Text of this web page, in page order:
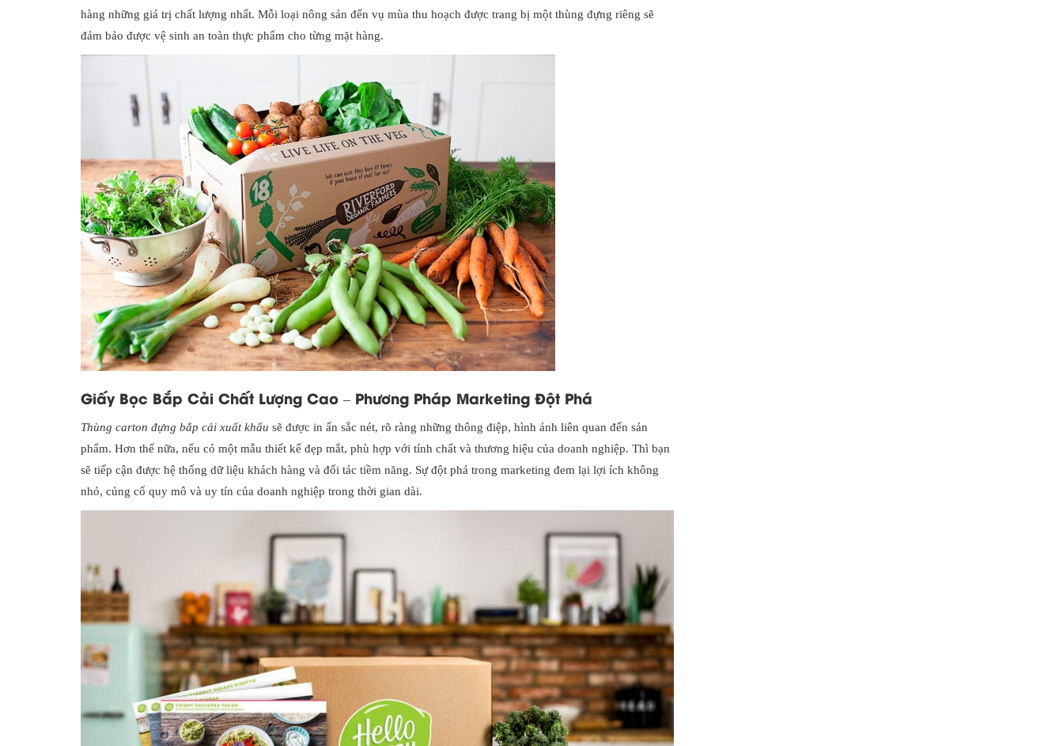
hàng những giá trị chất lượng nhất. Mỗi loại nông sản đến vụ mùa thu hoạch được trang bị một thùng đựng riêng sẽ
đảm bảo được vệ sinh an toàn thực phẩm cho từng mặt hàng.
Giấy Bọc Bắp Cải Chất Lượng Cao – Phương Pháp Marketing Đột Phá
Thùng carton đựng bắp cải xuất khẩu sẽ được in ấn sắc nét, rõ ràng những thông điệp, hình ảnh liên quan đến sản
phẩm. Hơn thế nữa, nếu có một mẫu thiết kế đẹp mắt, phù hợp với tính chất và thương hiệu của doanh nghiệp. Thì bạn
sẽ tiếp cận được hệ thống dữ liệu khách hàng và đối tác tiềm năng. Sự đột phá trong marketing đem lại lợi ích không
nhỏ, củng cố quy mô và uy tín của doanh nghiệp trong thời gian dài.